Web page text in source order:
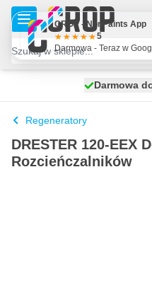
Przejdź do treści
Darmowa
100 dni
Regeneratory
DRESTER 120-EEX
Rozcieńczalników
CROP - NonPaints App
5
Darmowa - Teraz w